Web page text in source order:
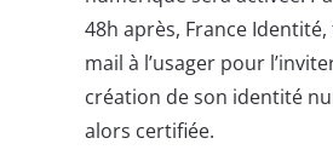
48h après, France
mail à l’usager pour
création de son identité
alors certifiée.